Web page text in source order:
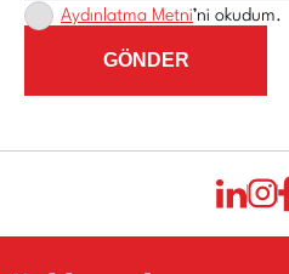
Aydınlatma Metni’ni okudum.
GÖNDER